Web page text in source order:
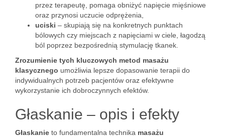
przez terapeutę, pomaga obniżyć napięcie mięśniowe
oraz przynosi uczucie odprężenia,
uciski – skupiają się na konkretnych punktach
bólowych czy miejscach z napięciami w ciele, łagodzą
ból poprzez bezpośrednią stymulację tkanek.
Zrozumienie tych kluczowych metod masażu
klasycznego umożliwia lepsze dopasowanie terapii do
indywidualnych potrzeb pacjentów oraz efektywne
wykorzystanie ich dobroczynnych efektów.
Głaskanie – opis i efekty
Głaskanie to fundamentalna technika masażu